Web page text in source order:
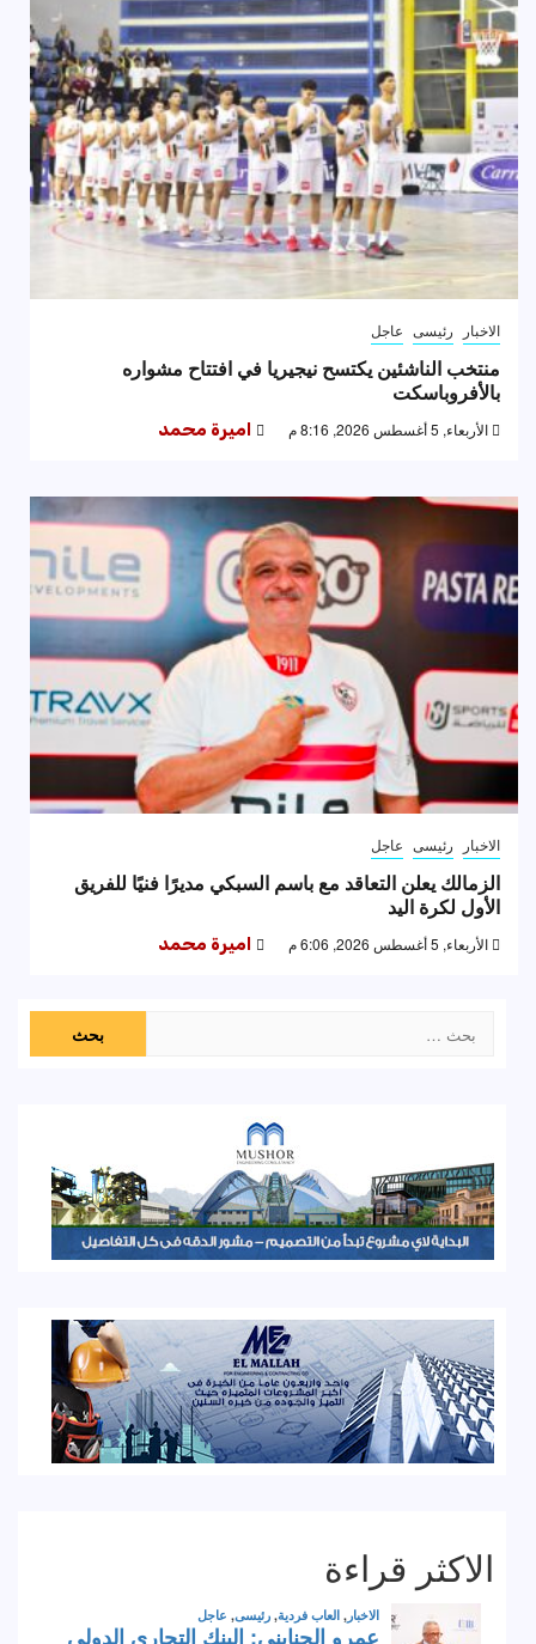
الاخبار رئيسى عاجل
منتخب الناشئين يكتسح نيجيريا في افتتاح مشواره
بالأفروباسكت
الأربعاء, 5 أغسطس 2026, 8:16 م اميرة محمد
الاخبار رئيسى عاجل
الزمالك يعلن التعاقد مع باسم السبكي مديرًا فنيًا للفريق
الأول لكرة اليد
الأربعاء, 5 أغسطس 2026, 6:06 م اميرة محمد
عن:
الاكثر قراءة